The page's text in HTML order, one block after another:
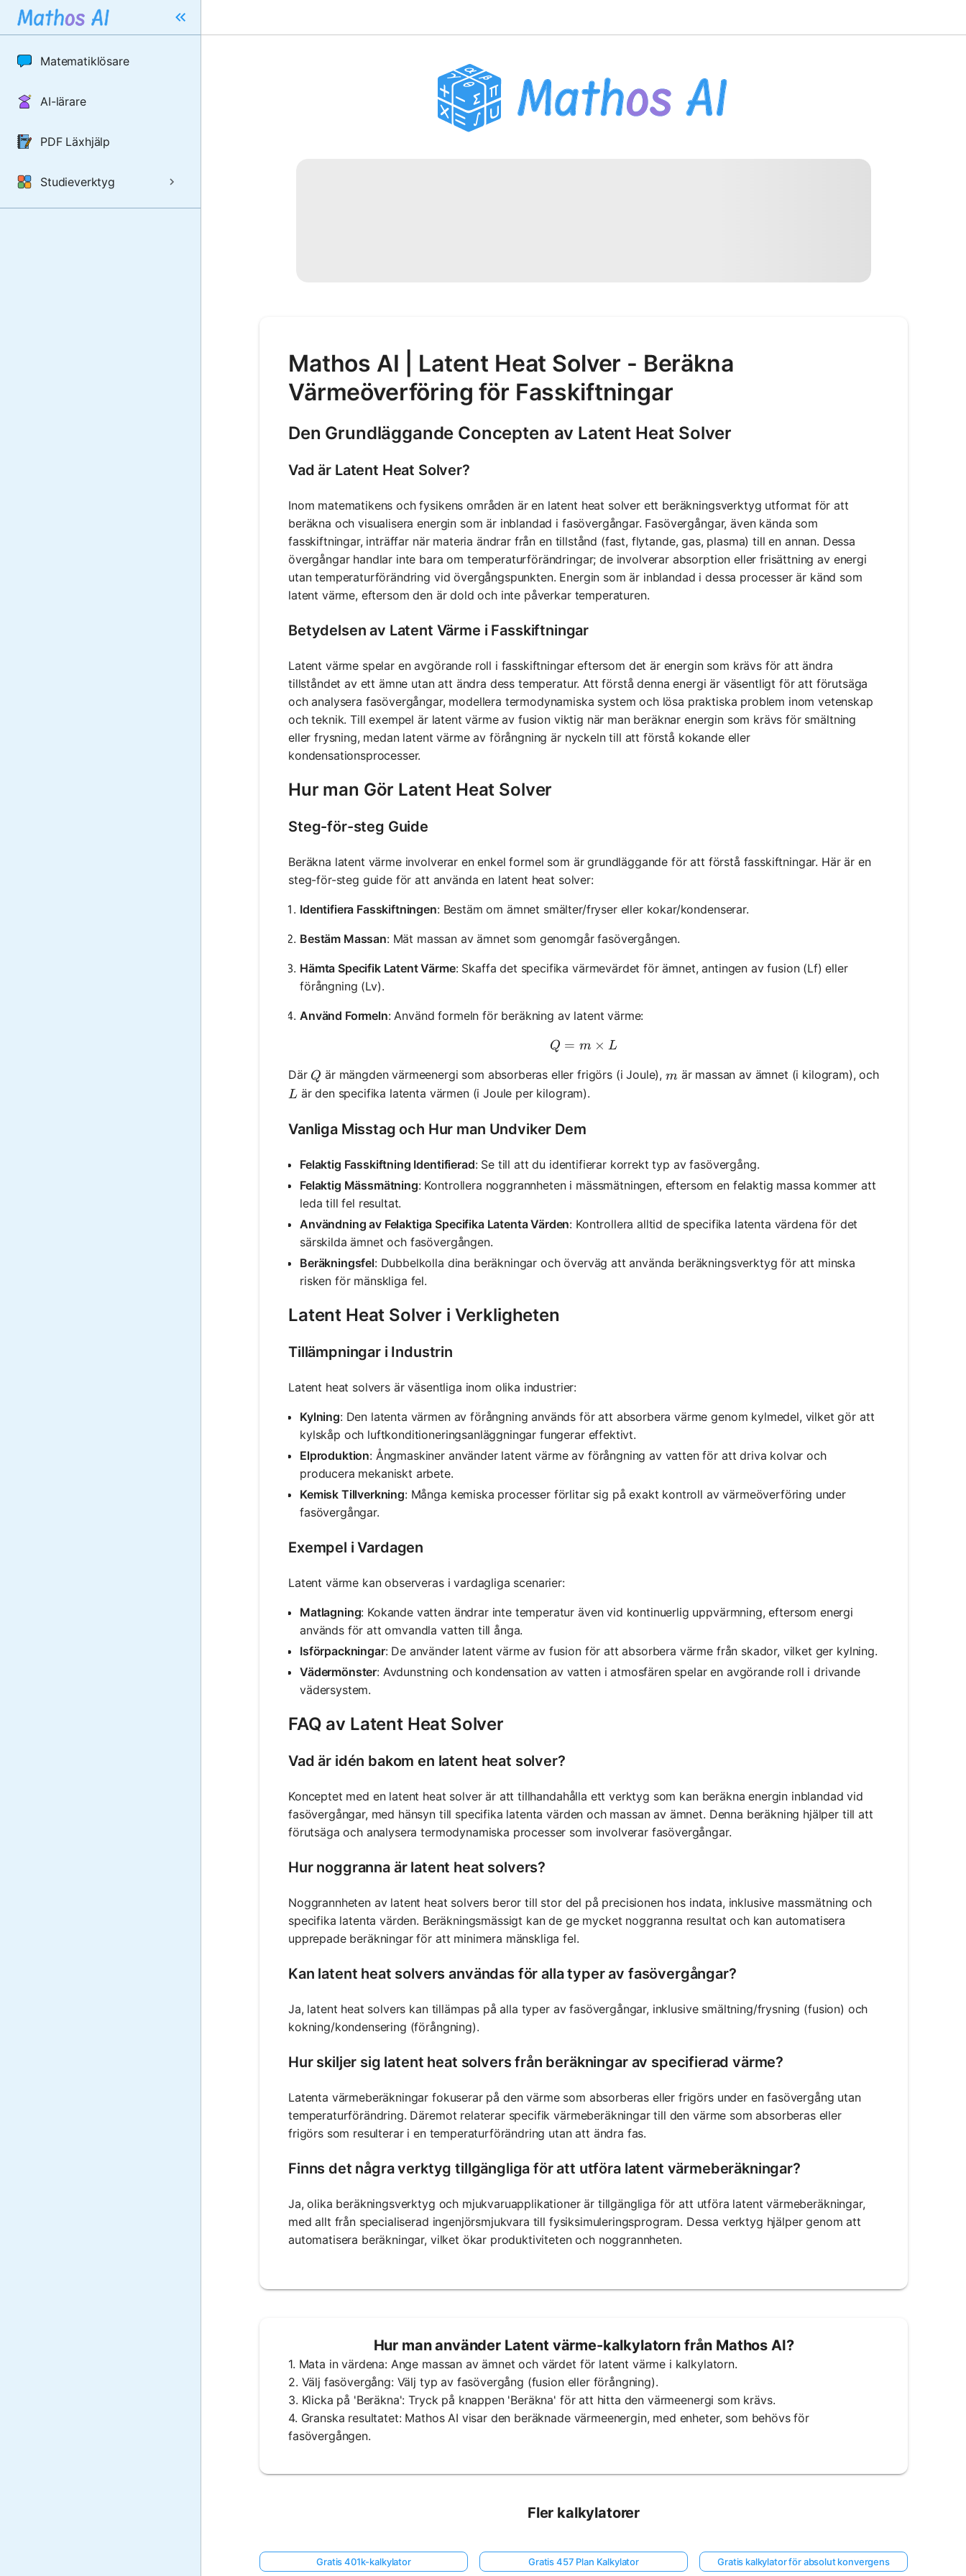
Matematiklösare
AI-lärare
PDF Läxhjälp
Studieverktyg
Mathos AI | Latent Heat Solver - Beräkna
Värmeöverföring för Fasskiftningar
Den Grundläggande Concepten av Latent Heat Solver
Vad är Latent Heat Solver?
Inom matematikens och fysikens områden är en latent heat solver ett beräkningsverktyg utformat för att
beräkna och visualisera energin som är inblandad i fasövergångar. Fasövergångar, även kända som
fasskiftningar, inträffar när materia ändrar från en tillstånd (fast, flytande, gas, plasma) till en annan. Dessa
övergångar handlar inte bara om temperaturförändringar; de involverar absorption eller frisättning av energi
utan temperaturförändring vid övergångspunkten. Energin som är inblandad i dessa processer är känd som
latent värme, eftersom den är dold och inte påverkar temperaturen.
Betydelsen av Latent Värme i Fasskiftningar
Latent värme spelar en avgörande roll i fasskiftningar eftersom det är energin som krävs för att ändra
tillståndet av ett ämne utan att ändra dess temperatur. Att förstå denna energi är väsentligt för att förutsäga
och analysera fasövergångar, modellera termodynamiska system och lösa praktiska problem inom vetenskap
och teknik. Till exempel är latent värme av fusion viktig när man beräknar energin som krävs för smältning
eller frysning, medan latent värme av förångning är nyckeln till att förstå kokande eller
kondensationsprocesser.
Hur man Gör Latent Heat Solver
Steg-för-steg Guide
Beräkna latent värme involverar en enkel formel som är grundläggande för att förstå fasskiftningar. Här är en
steg-för-steg guide för att använda en latent heat solver:
Identifiera Fasskiftningen: Bestäm om ämnet smälter/fryser eller kokar/kondenserar.
Bestäm Massan: Mät massan av ämnet som genomgår fasövergången.
Hämta Specifik Latent Värme: Skaffa det specifika värmevärdet för ämnet, antingen av fusion (Lf) eller
förångning (Lv).
Använd Formeln: Använd formeln för beräkning av latent värme:
Q = m \times L
Q = m × L
Där Q
Q är mängden värmeenergi som absorberas eller frigörs (i Joule), m
mär massan av ämnet (i kilogram), och
L
Lär den specifika latenta värmen (i Joule per kilogram).
Vanliga Misstag och Hur man Undviker Dem
Felaktig Fasskiftning Identifierad: Se till att du identifierar korrekt typ av fasövergång.
Felaktig Mässmätning: Kontrollera noggrannheten i mässmätningen, eftersom en felaktig massa kommer att
leda till fel resultat.
Användning av Felaktiga Specifika Latenta Värden: Kontrollera alltid de specifika latenta värdena för det
särskilda ämnet och fasövergången.
Beräkningsfel: Dubbelkolla dina beräkningar och överväg att använda beräkningsverktyg för att minska
risken för mänskliga fel.
Latent Heat Solver i Verkligheten
Tillämpningar i Industrin
Latent heat solvers är väsentliga inom olika industrier:
Kylning: Den latenta värmen av förångning används för att absorbera värme genom kylmedel, vilket gör att
kylskåp och luftkonditioneringsanläggningar fungerar effektivt.
Elproduktion: Ångmaskiner använder latent värme av förångning av vatten för att driva kolvar och
producera mekaniskt arbete.
Kemisk Tillverkning: Många kemiska processer förlitar sig på exakt kontroll av värmeöverföring under
fasövergångar.
Exempel i Vardagen
Latent värme kan observeras i vardagliga scenarier:
Matlagning: Kokande vatten ändrar inte temperatur även vid kontinuerlig uppvärmning, eftersom energi
används för att omvandla vatten till ånga.
Isförpackningar: De använder latent värme av fusion för att absorbera värme från skador, vilket ger kylning.
Vädermönster: Avdunstning och kondensation av vatten i atmosfären spelar en avgörande roll i drivande
vädersystem.
FAQ av Latent Heat Solver
Vad är idén bakom en latent heat solver?
Konceptet med en latent heat solver är att tillhandahålla ett verktyg som kan beräkna energin inblandad vid
fasövergångar, med hänsyn till specifika latenta värden och massan av ämnet. Denna beräkning hjälper till att
förutsäga och analysera termodynamiska processer som involverar fasövergångar.
Hur noggranna är latent heat solvers?
Noggrannheten av latent heat solvers beror till stor del på precisionen hos indata, inklusive massmätning och
specifika latenta värden. Beräkningsmässigt kan de ge mycket noggranna resultat och kan automatisera
upprepade beräkningar för att minimera mänskliga fel.
Kan latent heat solvers användas för alla typer av fasövergångar?
Ja, latent heat solvers kan tillämpas på alla typer av fasövergångar, inklusive smältning/frysning (fusion) och
kokning/kondensering (förångning).
Hur skiljer sig latent heat solvers från beräkningar av specifierad värme?
Latenta värmeberäkningar fokuserar på den värme som absorberas eller frigörs under en fasövergång utan
temperaturförändring. Däremot relaterar specifik värmeberäkningar till den värme som absorberas eller
frigörs som resulterar i en temperaturförändring utan att ändra fas.
Finns det några verktyg tillgängliga för att utföra latent värmeberäkningar?
Ja, olika beräkningsverktyg och mjukvaruapplikationer är tillgängliga för att utföra latent värmeberäkningar,
med allt från specialiserad ingenjörsmjukvara till fysiksimuleringsprogram. Dessa verktyg hjälper genom att
automatisera beräkningar, vilket ökar produktiviteten och noggrannheten.
Hur man använder Latent värme-kalkylatorn från Mathos AI?
1. Mata in värdena: Ange massan av ämnet och värdet för latent värme i kalkylatorn.
2. Välj fasövergång: Välj typ av fasövergång (fusion eller förångning).
3. Klicka på 'Beräkna': Tryck på knappen 'Beräkna' för att hitta den värmeenergi som krävs.
4. Granska resultatet: Mathos AI visar den beräknade värmeenergin, med enheter, som behövs för
fasövergången.
Fler kalkylatorer
Gratis 401k-kalkylator Gratis 457 Plan Kalkylator Gratis kalkylator för absolut konvergens